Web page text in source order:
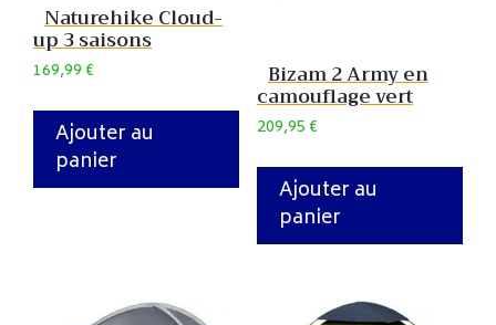
Naturehike Cloud-
up 3 saisons
169,99€
Ajouter au
panier
Bizam 2 Army en
camouflage vert
209,95€
Ajouter au
panier